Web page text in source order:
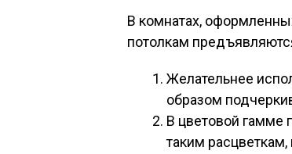
В комнатах,
потолкам
Желательнее
образом
В цветовой гамме
таким